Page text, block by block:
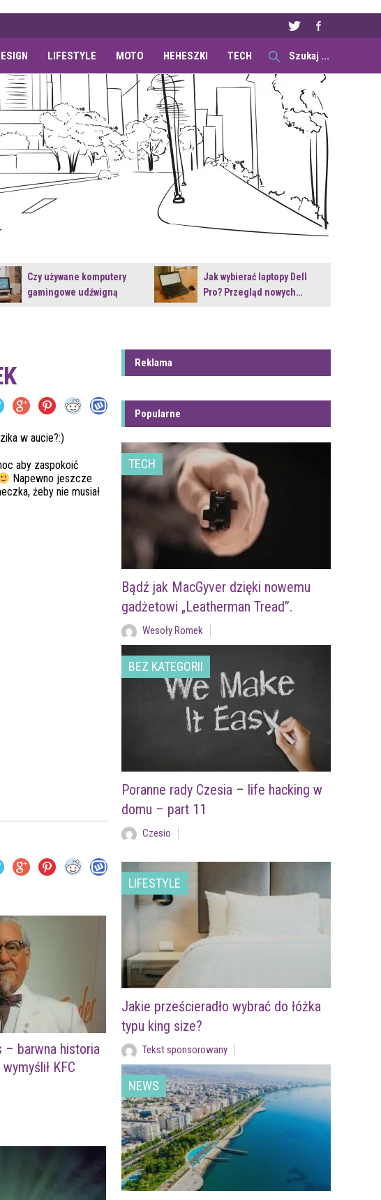
LIFESTYLE MOTO HEHESZKI TECH
Czy używane komputery
gamingowe udźwigną
Jak wybierać laptopy Dell
Pro? Przegląd nowych…
w aucie?:)
aby zaspokoić
Napewno jeszcze
żeby nie musiał
– barwna historia
KFC
Reklama
Popularne
TECH
Bądź jak MacGyver dzięki nowemu
gadżetowi „Leatherman Tread”.
Wesoły Romek
BEZ KATEGORII
Poranne rady Czesia – life hacking w
domu – part 11
Czesio
LIFESTYLE
Jakie prześcieradło wybrać do łóżka
typu king size?
Tekst sponsorowany
NEWS